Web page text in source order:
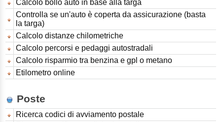
Calcolo bollo auto in base alla targa
Controlla se un'auto è coperta da assicurazione (basta
la targa)
Calcolo distanze chilometriche
Calcolo percorsi e pedaggi autostradali
Calcolo risparmio tra benzina e gpl o metano
Etilometro online
Poste
Ricerca codici di avviamento postale